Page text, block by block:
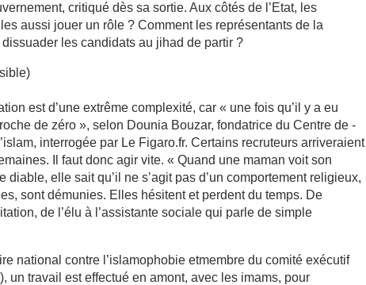
critiqué dès sa sortie. Aux côtés de l’Etat, les
aussi jouer un rôle ? Comment les représentants de la
les candidats au jihad de partir ?
est d’une extrême complexité, car « une fois qu’il y a eu
de zéro », selon Dounia ­Bouzar, fondatrice du Centre de
interrogée par Le Figaro.fr. Certains recruteurs arriveraient
Il faut donc agir vite. « Quand une maman voit son
elle sait qu’il ne s’agit pas d’un comportement religieux,
sont démunies. Elles hésitent et perdent du temps. De
de l’élu à l’assistante sociale qui parle de simple
national contre l’islamophobie etmembre du comité exécutif
un travail est effectué en amont, avec les imams, pour